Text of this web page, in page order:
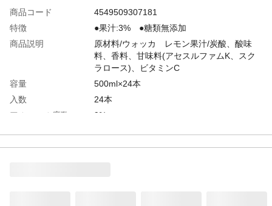
商品コード
4549509307181
特徴
●果汁:3% ●糖類無添加
商品説明
原材料/ウォッカ レモン果汁/炭酸、酸味
料、香料、甘味料(アセスルファムK、スク
ラロース)、ビタミンC
容量
500ml×24本
入数
24本
アルコール度数
9%
タイプ
スピリッツ(発泡性)①